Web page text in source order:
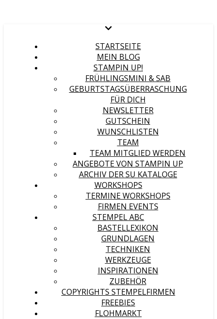
STARTSEITE
MEIN BLOG
STAMPIN UP!
FRÜHLINGSMINI & SAB
GEBURTSTAGSÜBERRASCHUNG
FÜR DICH
NEWSLETTER
GUTSCHEIN
WUNSCHLISTEN
TEAM
TEAM MITGLIED WERDEN
ANGEBOTE VON STAMPIN UP
ARCHIV DER SU KATALOGE
WORKSHOPS
TERMINE WORKSHOPS
FIRMEN EVENTS
STEMPEL ABC
BASTELLEXIKON
GRUNDLAGEN
TECHNIKEN
WERKZEUGE
INSPIRATIONEN
ZUBEHÖR
COPYRIGHTS STEMPELFIRMEN
FREEBIES
FLOHMARKT